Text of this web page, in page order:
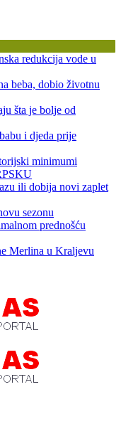
redukcija vode u
beba, dobio životnu
šta je bolje od
i djeda prije
minimumi
ili dobija novi zaplet
sezonu
prednošću
Merlina u Kraljevu